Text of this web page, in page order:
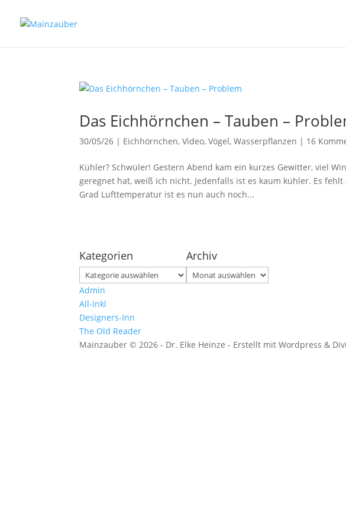
Das Eichhörnchen – Tauben –
30/05/26 | Eichhörnchen,Video,Vögel,Wasserpflanzen | 16
Kühler? Schwüler! Gestern Abend kam ein kurzes Gewitter, viel
geregnet hat, weiß ich nicht. Jedenfalls ist es kaum kühler. Es
Grad Lufttemperatur ist es nun auch noch...
Kategorien
Kategorien
Archiv
Archiv
Admin
All-Inkl
Designers-Inn
The Old Reader
Mainzauber © 2026 - Dr. Elke Heinze - Erstellt mit Wordpress & Divi